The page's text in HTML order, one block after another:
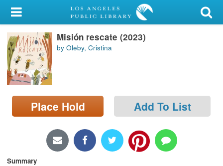
My Account
Library Card
Sign In
Search
Locations/Hours (external
Misión rescate (2023)
by Oleby, Cristina
Place Hold Add To List
Summary